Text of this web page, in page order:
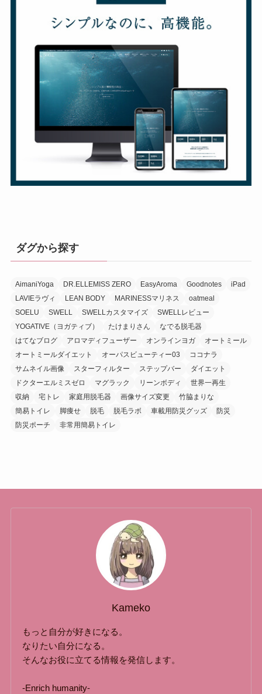
ダグから探す
AimaniYoga DR.ELLEMISS ZERO EasyAroma Goodnotes
iPad
LAVIEラヴィ
LEAN BODY MARINESSマリネス
oatmeal
SOELU
SWELL SWELLカスタマイズ
SWELLレビュー
YOGATIVE（ヨガティブ）
たけまりさん
なでる脱毛器
はてなブログ
アロマディフューザー オンラインヨガ
オートミール
オートミールダイエット
オーパスビューティー03
ココナラ
サムネイル画像
スターフィルター ステップバー
ダイエット
ドクターエルミスゼロ
マグラック リーンボディ
世界一再生
収納
宅トレ 家庭用脱毛器 画像サイズ変更
竹脇まりな
簡易トイレ
脚痩せ 脱毛 脱毛ラボ 車載用防災グッズ
防災
防災ポーチ
非常用簡易トイレ
Kameko
もっと自分が好きになる。
なりたい自分になる。
そんなお役に立てる情報を発信します。
-Enrich humanity-